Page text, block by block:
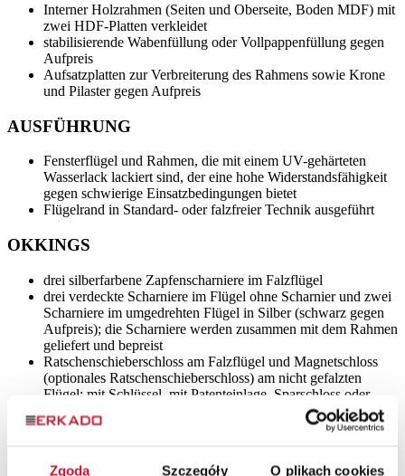
Zgoda Szczegóły O plikach cookies
Interner Holzrahmen (Seiten und Oberseite, Boden MDF) mit
zwei HDF-Platten verkleidet
stabilisierende Wabenfüllung oder Vollpappenfüllung gegen
Aufpreis
Aufsatzplatten zur Verbreiterung des Rahmens sowie Krone
und Pilaster gegen Aufpreis
AUSFÜHRUNG
Fensterflügel und Rahmen, die mit einem UV-gehärteten
Wasserlack lackiert sind, der eine hohe Widerstandsfähigkeit
gegen schwierige Einsatzbedingungen bietet
Flügelrand in Standard- oder falzfreier Technik ausgeführt
OKKINGS
drei silberfarbene Zapfenscharniere im Falzflügel
drei verdeckte Scharniere im Flügel ohne Scharnier und zwei
Scharniere im umgedrehten Flügel in Silber (schwarz gegen
Aufpreis); die Scharniere werden zusammen mit dem Rahmen
geliefert und bepreist
Ratschenschieberschloss am Falzflügel und Magnetschloss
(optionales Ratschenschieberschloss) am nicht gefalzten
Flügel: mit Schlüssel, mit Patenteinlage, Sparschloss oder
silberfarbenem Schloss; optionales Magnetschloss in Schwarz
oder Gold gegen Aufpreis.
ABMESSUNGEN